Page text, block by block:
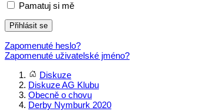
Pamatuj si mě
Přihlásit se
Zapomenuté heslo?
Zapomenuté uživatelské jméno?
Diskuze
Diskuze AG Klubu
Obecně o chovu
Derby Nymburk 2020